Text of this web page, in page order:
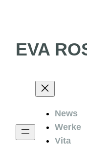
EVA
News
Werke
Vita